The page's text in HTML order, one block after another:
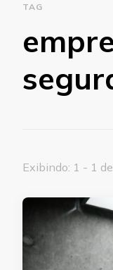
TAG
Exibindo: 1 - 1